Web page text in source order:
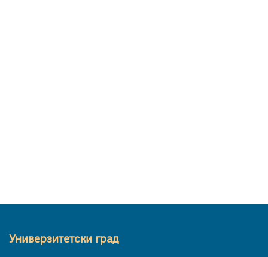
Универзитетски град